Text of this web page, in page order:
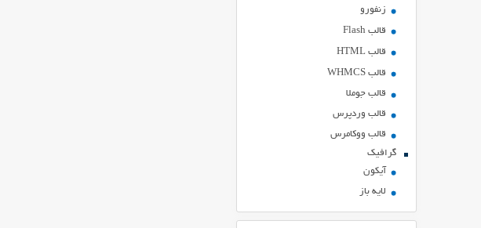
زنفورو
قالب Flash
قالب HTML
قالب WHMCS
قالب جوملا
قالب وردپرس
قالب ووکامرس
گرافیک
آیکون
لایه باز